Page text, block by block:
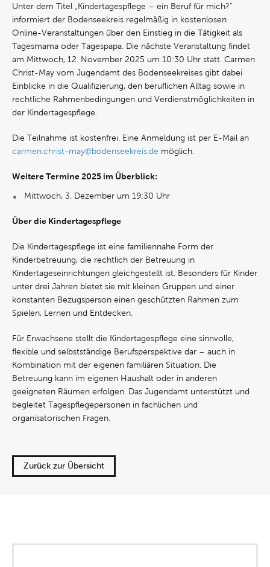
Unter dem Titel „Kindertagespflege – ein Beruf für mich?“
informiert der Bodenseekreis regelmäßig in kostenlosen
Online-Veranstaltungen über den Einstieg in die Tätigkeit als
Tagesmama oder Tagespapa. Die nächste Veranstaltung findet
am Mittwoch, 12. November 2025 um 10:30 Uhr statt. Carmen
Christ-May vom Jugendamt des Bodenseekreises gibt dabei
Einblicke in die Qualifizierung, den beruflichen Alltag sowie in
rechtliche Rahmenbedingungen und Verdienstmöglichkeiten in
der Kindertagespflege.
Die Teilnahme ist kostenfrei. Eine Anmeldung ist per E-Mail an
carmen.christ-may@bodenseekreis.de möglich.
Weitere Termine 2025 im Überblick:
Mittwoch, 3. Dezember um 19:30 Uhr
Über die Kindertagespflege
Die Kindertagespflege ist eine familiennahe Form der
Kinderbetreuung, die rechtlich der Betreuung in
Kindertageseinrichtungen gleichgestellt ist. Besonders für Kinder
unter drei Jahren bietet sie mit kleinen Gruppen und einer
konstanten Bezugsperson einen geschützten Rahmen zum
Spielen, Lernen und Entdecken.
Für Erwachsene stellt die Kindertagespflege eine sinnvolle,
flexible und selbstständige Berufsperspektive dar – auch in
Kombination mit der eigenen familiären Situation. Die
Betreuung kann im eigenen Haushalt oder in anderen
geeigneten Räumen erfolgen. Das Jugendamt unterstützt und
begleitet Tagespflegepersonen in fachlichen und
organisatorischen Fragen.
Zurück zur Übersicht